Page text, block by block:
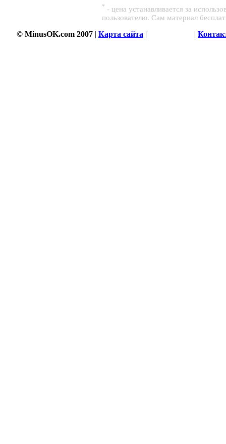
* - цена устанавливается за
пользователю. Сам материал
© MinusOK.com 2007 | Карта сайта | |